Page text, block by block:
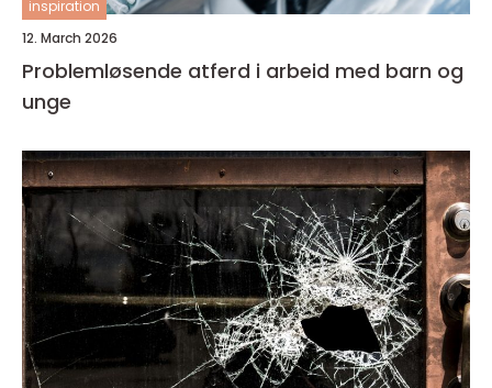
inspiration
12. March 2026
Problemløsende atferd i arbeid med barn og
unge